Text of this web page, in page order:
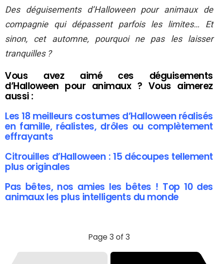
Des déguisements d’Halloween pour animaux de
compagnie qui dépassent parfois les limites… Et
sinon, cet automne, pourquoi ne pas les laisser
tranquilles ?
Vous avez aimé ces déguisements
d’Halloween pour animaux ? Vous aimerez
aussi :
Les 18 meilleurs costumes d’Halloween réalisés
en famille, réalistes, drôles ou complètement
effrayants
Citrouilles d’Halloween : 15 découpes tellement
plus originales
Pas bêtes, nos amies les bêtes ! Top 10 des
animaux les plus intelligents du monde
Page 3 of 3